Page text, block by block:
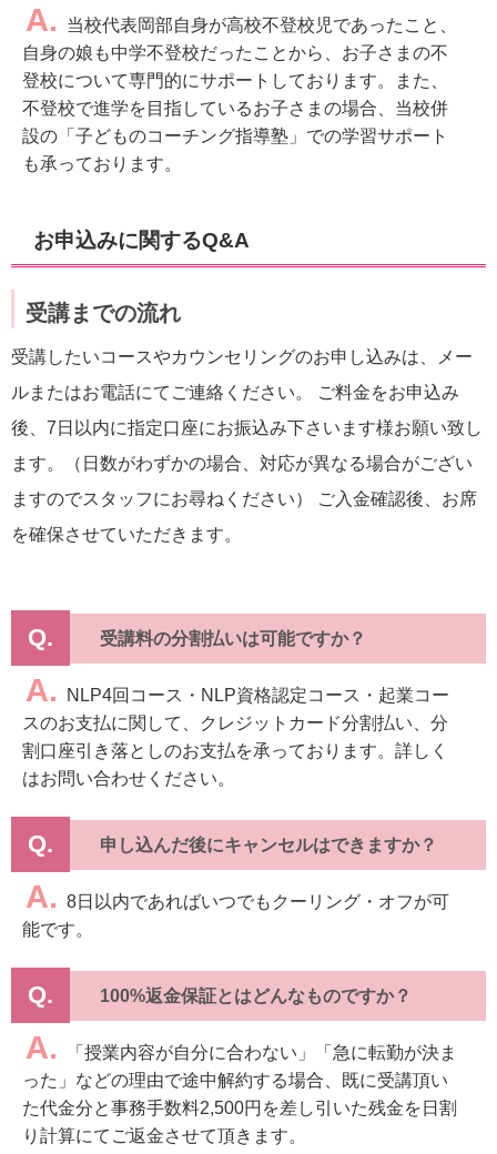
A.
当校代表岡部自身が高校不登校児であったこと、
自身の娘も中学不登校だったことから、お子さまの不
登校について専門的にサポートしております。また、
不登校で進学を目指しているお子さまの場合、当校併
設の「子どものコーチング指導塾」での学習サポート
も承っております。
お申込みに関するQ&A
受講までの流れ​
受講したいコースやカウンセリングのお申し込みは、メー
ルまたはお電話にてご連絡ください。 ご料金をお申込み
後、7日以内に指定口座にお振込み下さいます様お願い致し
ます。（日数がわずかの場合、対応が異なる場合がござい
ますのでスタッフにお尋ねください） ご入金確認後、お席
を確保させていただきます。
Q. 受講料の分割払いは可能ですか？
A.
NLP4回コース・NLP資格認定コース・起業コー
スのお支払に関して、クレジットカード分割払い、分
割口座引き落としのお支払を承っております。詳しく
はお問い合わせください。
Q. 申し込んだ後にキャンセルはできますか？
A. 8日以内であればいつでもクーリング・オフが可
能です。
Q. 100%返金保証とはどんなものですか？
A.
「授業内容が自分に合わない」「急に転勤が決ま
った」などの理由で途中解約する場合、既に受講頂い
た代金分と事務手数料2,500円を差し引いた残金を日割
り計算にてご返金させて頂きます。